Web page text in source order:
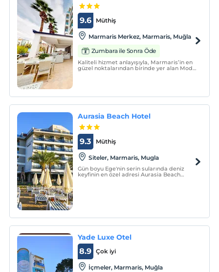
Müthiş
9.6
Marmaris Merkez, Marmaris, Muğla
Zumbara ile Sonra Öde
Kaliteli hizmet anlayışıyla, Marmaris’in en
güzel noktalarından birinde yer alan Moda
Aurasia Beach Hotel
Müthiş
9.3
Siteler, Marmaris, Mugla
Gün boyu Ege'nin serin sularında deniz
keyfinin en özel adresi Aurasia Beach
Yade Luxe Otel
Çok iyi
8.9
İçmeler, Marmaris, Muğla